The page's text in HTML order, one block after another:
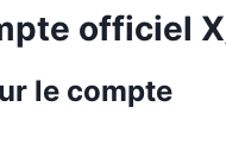
officiel
le compte